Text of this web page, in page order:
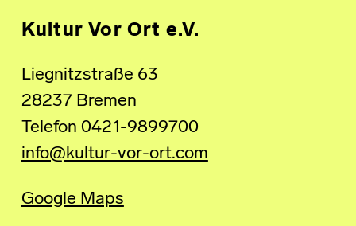
Kultur Vor Ort e.V.
Liegnitzstraße 63
28237 Bremen
Telefon 0421-9899700
info@kultur-vor-ort.com
Google Maps